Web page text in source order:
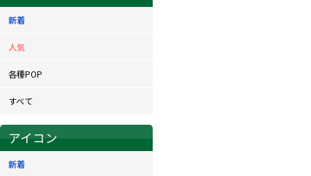
新着
人気
各種POP
すべて
アイコン
新着